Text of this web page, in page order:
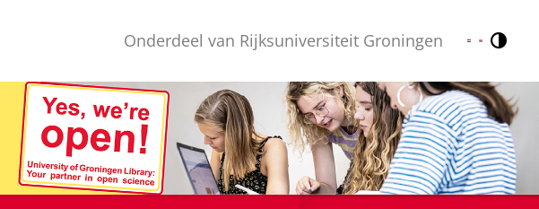
Onderdeel van Rijksuniversiteit Groningen Nederlands
English